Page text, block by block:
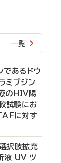
一覧
であるドウ
ミブジン
療のHIV陽
試験にお
に対す
択肢拡充
液 UV ツ